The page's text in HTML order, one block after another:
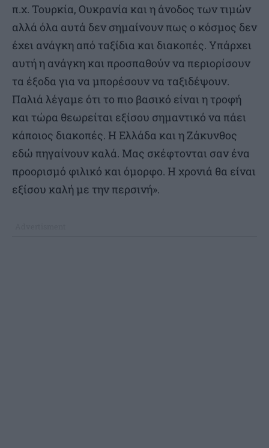
π.χ. Τουρκία, Ουκρανία και η άνοδος των τιμών
αλλά όλα αυτά δεν σημαίνουν πως ο κόσμος δεν
έχει ανάγκη από ταξίδια και διακοπές. Υπάρχει
αυτή η ανάγκη και προσπαθούν να περιορίσουν
τα έξοδα για να μπορέσουν να ταξιδέψουν.
Παλιά λέγαμε ότι το πιο βασικό είναι η τροφή
και τώρα θεωρείται εξίσου σημαντικό να πάει
κάποιος διακοπές. Η Ελλάδα και η Ζάκυνθος
εδώ πηγαίνουν καλά. Μας σκέφτονται σαν ένα
προορισμό φιλικό και όμορφο. Η χρονιά θα είναι
εξίσου καλή με την περσινή».